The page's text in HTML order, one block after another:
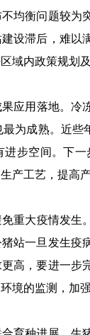
均衡问题较
设滞后，难
域内政策规划
应用落地。冷
为成熟。近些
步空间。下
产工艺，提高产
重大疫情发生
站一旦发生疫
高，要进一
境的监测，加